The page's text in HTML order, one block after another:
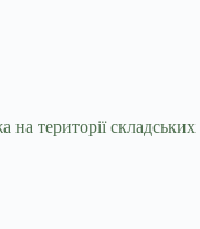
території складських